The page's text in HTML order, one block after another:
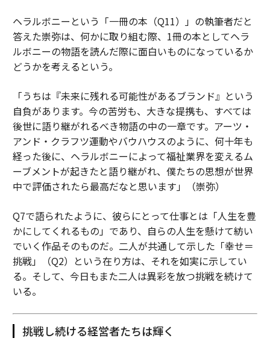
ヘラルボニーという「一冊の本（Q11）」の執筆者だと
答えた崇弥は、何かに取り組む際、1冊の本としてヘラ
ルボニーの物語を読んだ際に面白いものになっているか
どうかを考えるという。
「うちは『未来に残れる可能性があるブランド』という
自負があります。今の苦労も、大きな提携も、すべては
後世に語り継がれるべき物語の中の一章です。アーツ・
アンド・クラフツ運動やバウハウスのように、何十年も
経った後に、ヘラルボニーによって福祉業界を変えるム
ーブメントが起きたと語り継がれ、僕たちの思想が世界
中で評価されたら最高だなと思います」（崇弥）
Q7で語られたように、彼らにとって仕事とは「人生を豊
かにしてくれるもの」であり、自らの人生を懸けて紡い
でいく作品そのものだ。二人が共通して示した「幸せ＝
挑戦」（Q2）という在り方は、それを如実に示してい
る。そして、今日もまた二人は異彩を放つ挑戦を続けて
いる。
挑戦し続ける経営者たちは輝く